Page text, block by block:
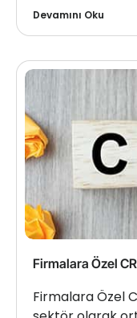
Devamını Oku
Firmalara Özel
Firmalara Özel